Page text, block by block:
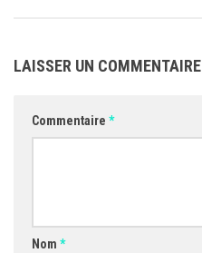
LAISSER UN COMMENTAIRE
Commentaire *
Nom *